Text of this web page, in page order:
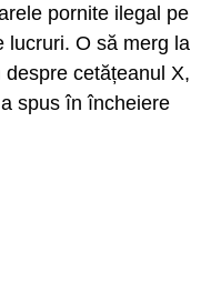
pornite ilegal pe
lucruri. O să merg la
cetățeanul X,
spus în încheiere